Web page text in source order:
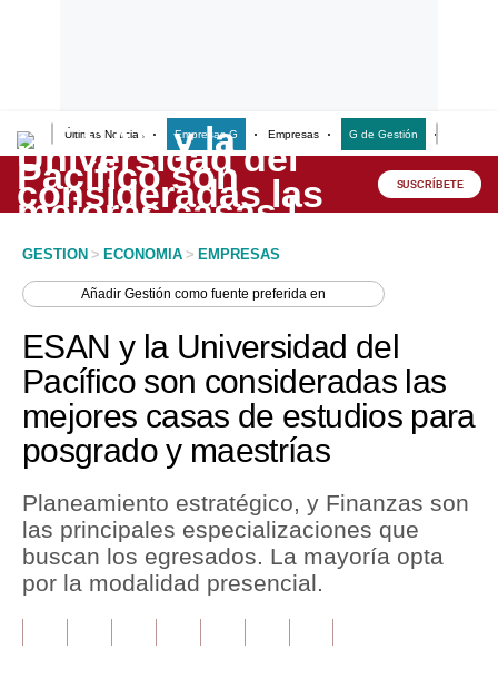
Últimas Noticias Empresas G Empresas G de Gestión
Lo último
Peru Quiosco
Economía
Mercados
Perú
Política
Tu Dinero
Finanzas Personales
SUSCRÍBETE
GESTION > ECONOMIA > EMPRESAS
AñadirGestión como fuente preferida en
ESAN y la Universidad del
Pacífico son consideradas las
mejores casas de estudios para
posgrado y maestrías
Planeamiento estratégico, y Finanzas son
las principales especializaciones que
buscan los egresados. La mayoría opta
por la modalidad presencial.